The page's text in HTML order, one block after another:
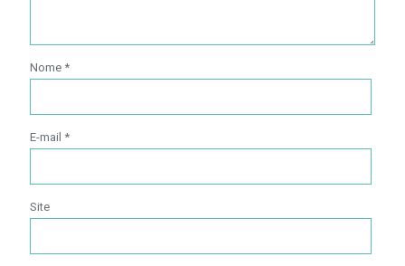
Nome *
E-mail *
Site